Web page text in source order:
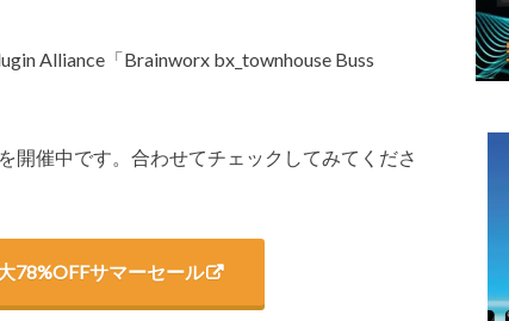
Alliance「Brainworx bx_townhouse Buss
開催中です。合わせてチェックしてみてくださ
78%OFFサマーセール